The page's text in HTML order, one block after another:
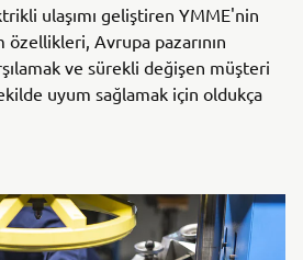
ulaşımı geliştiren YMME'nin
Avrupa pazarının
ve sürekli değişen müşteri
uyum sağlamak için oldukça